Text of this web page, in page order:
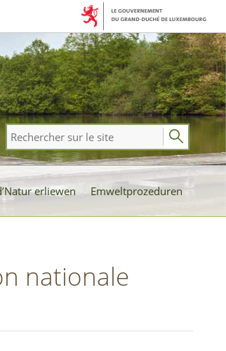
erliewen Emweltprozeduren
Rechercher
sur
le
site
nationale